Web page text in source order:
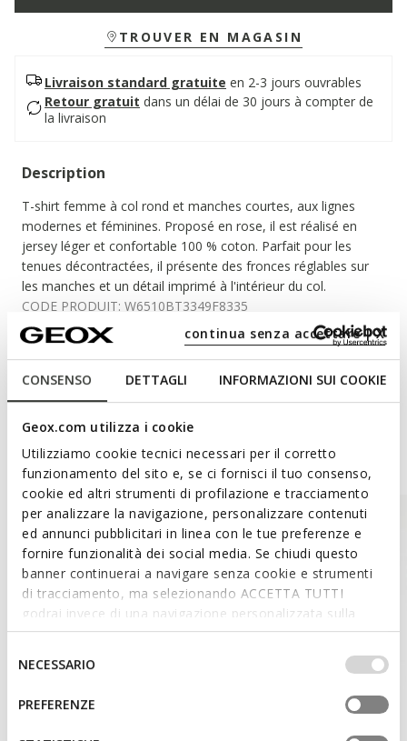
CONSENSO DETTAGLI INFORMAZIONI SUI COOKIE
Geox.com utilizza i cookie
Utilizziamo cookie tecnici necessari per il corretto
funzionamento del sito e, se ci fornisci il tuo consenso,
cookie ed altri strumenti di profilazione e tracciamento
per analizzare la navigazione, personalizzare contenuti
ed annunci pubblicitari in linea con le tue preferenze e
fornire funzionalità dei social media. Se chiudi questo
banner continuerai a navigare senza cookie e strumenti
di tracciamento, ma selezionando ACCETTA TUTTI
godrai invece di una navigazione personalizzata sulla
base dei tuoi gusti ed interessi. Selezionando
IMPOSTAZIONI potrai anche scegliere quali cookies ed
altri strumenti di tracciamento autorizzare. Per maggiori
informazioni o per modificare in qualsiasi momento le
tue impostazioni, visita la nostra
del
consenso
NECESSARIO
PREFERENZE
continua senza accettare | X
TROUVER EN MAGASIN
Livraison standard gratuite en 2-3 jours ouvrables
Retour gratuit dans un délai de 30 jours à compter de
la livraison
Description
T-shirt femme à col rond et manches courtes, aux lignes
modernes et féminines. Proposé en rose, il est réalisé en
jersey léger et confortable 100 % coton. Parfait pour les
tenues décontractées, il présente des fronces réglables sur
les manches et un détail imprimé à l'intérieur du col.
CODE PRODUIT: W6510BT3349F8335
Matériaux
Un style inspiré